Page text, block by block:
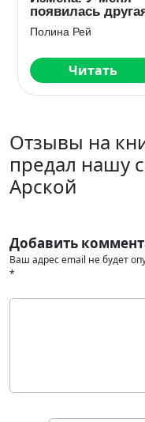
появилась
Полина Рей
Читать
Отзывы на
предал нашу
Арской
Добавить
Ваш адрес email не будет
*